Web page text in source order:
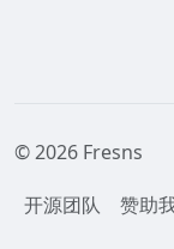
© 2026 Fresns
开源团队
赞助